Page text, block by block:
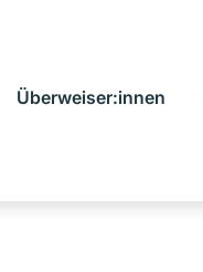
Überweiser:innen